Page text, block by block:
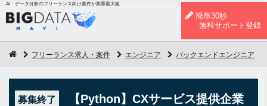
AI・データ分析のフリーランス向け案件が業界最大級
簡単30秒
無料サポート登録
フリーランス求人・案件 エンジニア バックエンドエンジニア
募集終了
【Python】CXサービス提供企業